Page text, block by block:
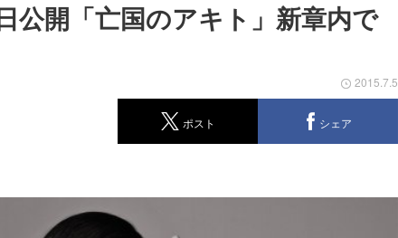
公開「亡国のアキト」新章内で
2015.7.5
ポスト シェア